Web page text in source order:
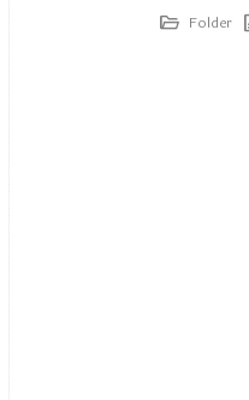
Folder